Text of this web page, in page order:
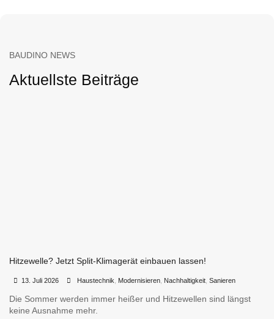
BAUDINO NEWS
Aktuellste Beiträge
Hitzewelle? Jetzt Split-Klimagerät einbauen lassen!
13. Juli 2026 Haustechnik Modernisieren, Nachhaltigkeit, Sanieren
Die Sommer werden immer heißer und Hitzewellen sind längst
keine Ausnahme mehr.